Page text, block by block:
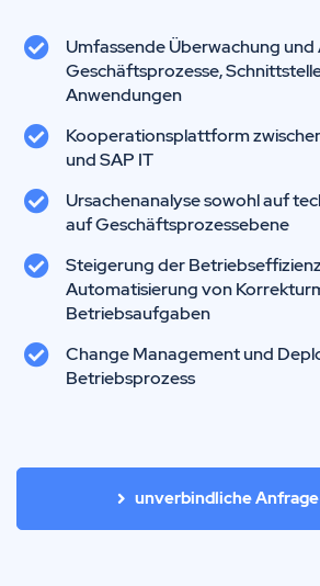
Umfassende Überwachung
Geschäftsprozesse,
Anwendungen
Kooperationsplattform
und SAP IT
Ursachenanalyse sowohl auf
auf Geschäftsprozessebene
Steigerung der
Automatisierung von
Betriebsaufgaben
Change Management und
Betriebsprozess
unverbindliche